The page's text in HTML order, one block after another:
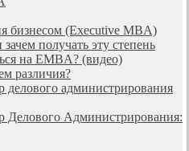
бизнесом (Executive MBA)
получать эту степень
на EMBA? (видео)
различия?
делового администрирования
Делового Администрирования: